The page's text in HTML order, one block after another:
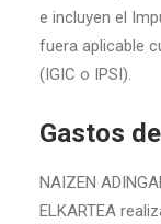
e incluyen el
fuera aplicable
(IGIC o IPSI).
Gastos
NAIZEN
ELKARTEA